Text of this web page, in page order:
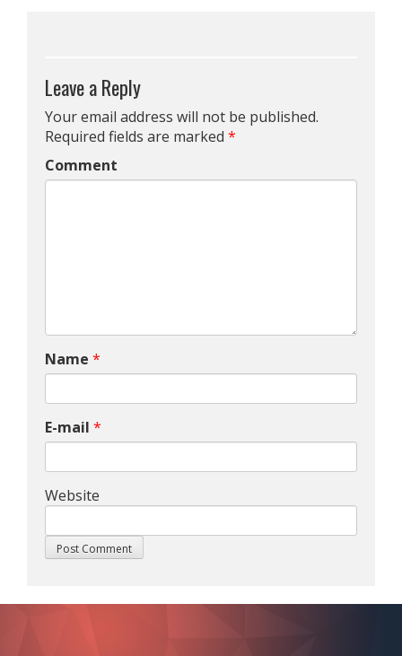
Leave a Reply
Your email address will not be published.
Required fields are marked *
Comment
Name *
E-mail *
Website